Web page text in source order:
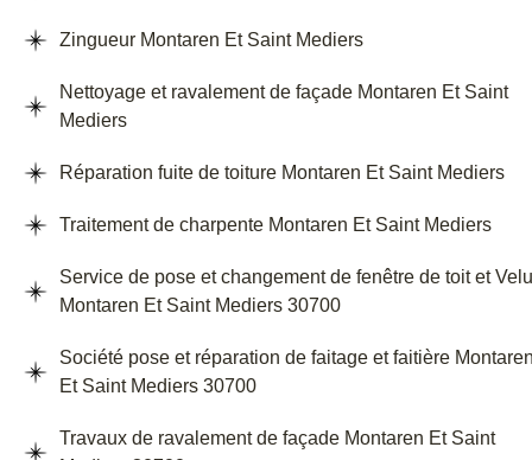
Zingueur Montaren Et Saint Mediers
Nettoyage et ravalement de façade Montaren Et Saint
Mediers
Réparation fuite de toiture Montaren Et Saint Mediers
Traitement de charpente Montaren Et Saint Mediers
Service de pose et changement de fenêtre de toit et
Montaren Et Saint Mediers 30700
Société pose et réparation de faitage et faitière
Et Saint Mediers 30700
Travaux de ravalement de façade Montaren Et Saint